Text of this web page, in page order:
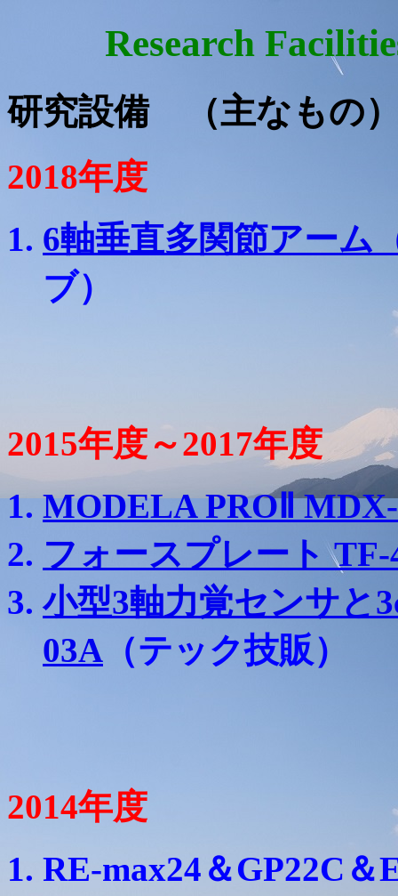
Research
研究設備 （主なもの
2018年度
6軸垂直多関節アーム
ブ）
2015年度～2017年度
MODELA PROⅡ
フォースプレート TF-
小型3軸力覚センサと
03A （テック技販）
2014年度
RE-max24＆GP22C